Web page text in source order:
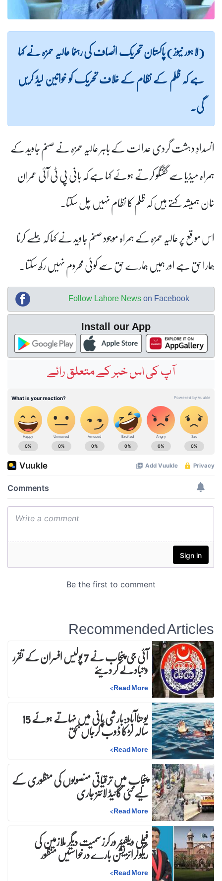
(لاہور نیوز) پاکستان تحریک انصاف کی رہنما عالیہ حمزہ نے کہا
ہے کہ ظلم کے نظام کے خلاف تحریک کو خواتین لیڈ کریں
گی۔
انسدادِ دہشت گردی عدالت کے باہر عالیہ حمزہ نے صنم جاوید کے
ہمراہ میڈیا سے گفتگو کرتے ہوئے کہا ہے کہ بانی پی ٹی آئی عمران
خان ہمیشہ کہتے ہیں کہ ظلم کا نظام نہیں چل سکتا۔
اس موقع پر عالیہ حمزہ کے ہمراہ موجود صنم جاوید نے کہا کہ جلسے کرنا
ہمارا حق ہے اور ہمیں ہمارے حق سے کوئی محروم نہیں رکھ سکتا۔
Follow Lahore News on Facebook
Install our App
آپ کی اس خبر کے متعلق رائے
Recommended Articles
آئی جی پنجاب نے 7 پولیس افسران کے تقرر و تبادلے کر دیئے
Read More
>
یوحناآباد:بارشی پانی میں نہاتے ہوئے 15 سالہ لڑکا ڈوب کرجاں بحق
Read More
>
پنجاب میں ترقیاتی منصوبوں کی منظوری کے
لیے نئی گائیڈ لائنز جاری
Read More
>
فیملی ویلفیئر ورکرز سمیت دیگر ملازمین کی
ریگولرائزیشن بارے درخواستیں منظور
Read More
>